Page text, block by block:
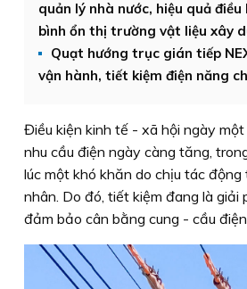
quản lý nhà nước, hiệu quả
bình ổn thị trường vật liệu xây
Quạt hướng trục gián tiếp
vận hành, tiết kiệm điện năng
Điều kiện kinh tế - xã hội ngày
nhu cầu điện ngày càng tăng,
lúc một khó khăn do chịu tác
nhân. Do đó, tiết kiệm đang là giải
đảm bảo cân bằng cung - cầu